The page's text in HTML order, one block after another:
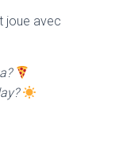
joue avec